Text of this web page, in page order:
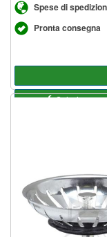
Spese di
Pronta consegna
Seleziona